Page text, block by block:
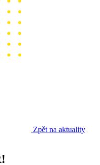
Zpět na aktuality